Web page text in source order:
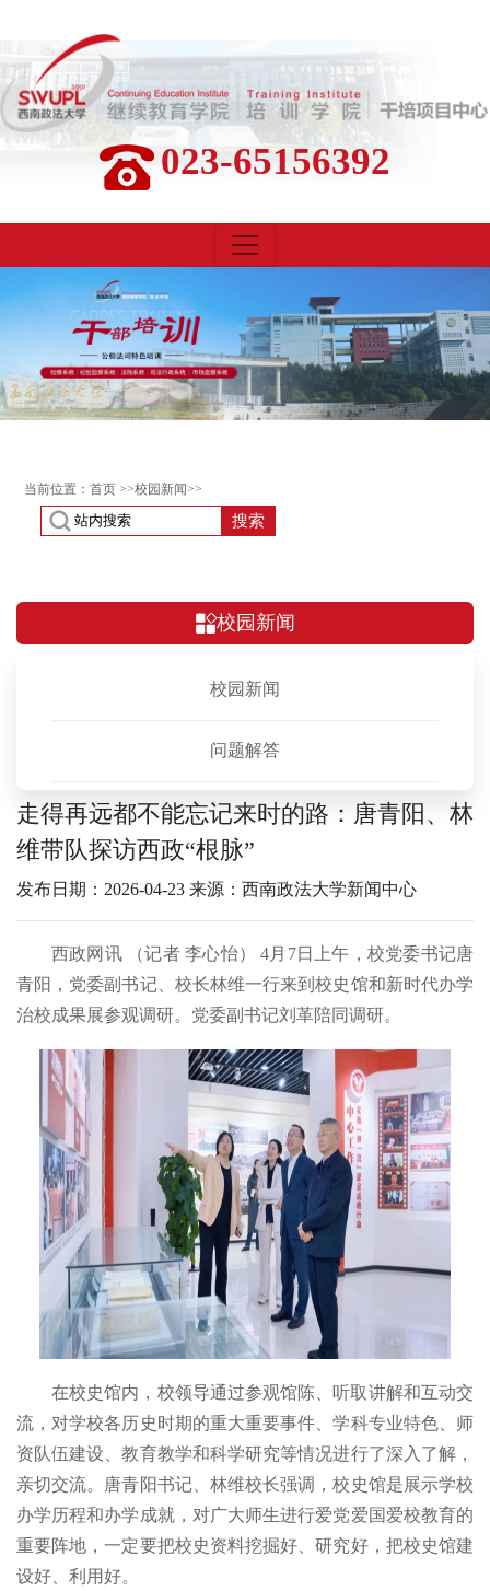
023-65156392
当前位置： 首页 >>校园新闻>>
搜索
校园新闻
校园新闻
问题解答
走得再远都不能忘记来时的路：唐青阳、林
维带队探访西政“根脉”
发布日期：2026-04-23 来源：西南政法大学新闻中心
西政网讯 （记者 李心怡） 4月7日上午，校党委书记唐
青阳，党委副书记、校长林维一行来到校史馆和新时代办学
治校成果展参观调研。党委副书记刘革陪同调研。
在校史馆内，校领导通过参观馆陈、听取讲解和互动交
流，对学校各历史时期的重大重要事件、学科专业特色、师
资队伍建设、教育教学和科学研究等情况进行了深入了解，
亲切交流。唐青阳书记、林维校长强调，校史馆是展示学校
办学历程和办学成就，对广大师生进行爱党爱国爱校教育的
重要阵地，一定要把校史资料挖掘好、研究好，把校史馆建
设好、利用好。